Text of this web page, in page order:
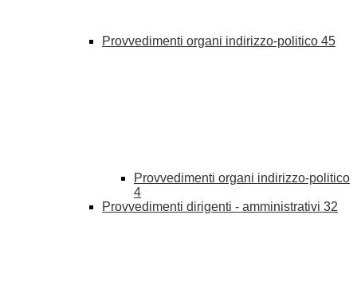
Provvedimenti organi indirizzo-politico 45
Provvedimenti organi indirizzo-politico
4
Provvedimenti dirigenti - amministrativi 32